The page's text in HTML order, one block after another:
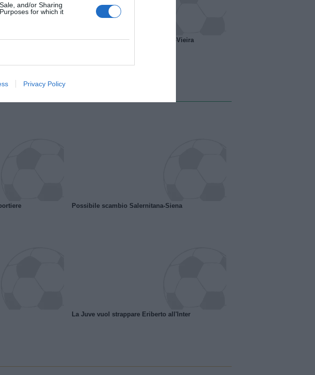
and/or Sharing
for which it
Privacy Policy
A gennaio ipotesi scambio Davids-Vieira
Possibile scambio Salernitana-Siena
La Juve vuol strappare Eriberto all'Inter